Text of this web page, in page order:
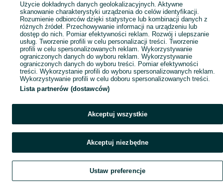
Szukaj Obserwujesz Dodaj Czat Konto
Użycie dokładnych danych geolokalizacyjnych. Aktywne
skanowanie charakterystyki urządzenia do celów identyfikacji.
Rozumienie odbiorców dzięki statystyce lub kombinacji danych z
różnych źródeł. Przechowywanie informacji na urządzeniu lub
dostęp do nich. Pomiar efektywności reklam. Rozwój i ulepszanie
usług. Tworzenie profili w celu personalizacji treści. Tworzenie
profili w celu spersonalizowanych reklam. Wykorzystywanie
ograniczonych danych do wyboru reklam. Wykorzystywanie
ograniczonych danych do wyboru treści. Pomiar efektywności
treści. Wykorzystanie profili do wyboru spersonalizowanych reklam.
Wykorzystywanie profili w celu doboru spersonalizowanych treści.
Lista partnerów (dostawców)
Akceptuj wszystkie
Akceptuj niezbędne
Ustaw preferencje